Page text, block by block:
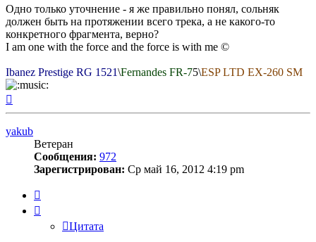
Одно только уточнение - я же правильно понял, сольняк
должен быть на протяжении всего трека, а не какого-то
конкретного фрагмента, верно?
I am one with the force and the force is with me ©
Ibanez Prestige RG 1521\Fernandes FR-75\ESP LTD EX-260 SM
yakub
Ветеран
Сообщения: 972
Зарегистрирован: Ср май 16, 2012 4:19 pm
Цитата